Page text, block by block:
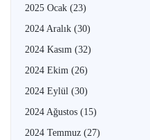
2025 Ocak (23)
2024 Aralık (30)
2024 Kasım (32)
2024 Ekim (26)
2024 Eylül (30)
2024 Ağustos (15)
2024 Temmuz (27)